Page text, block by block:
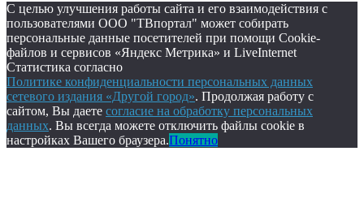
С целью улучшения работы сайта и его взаимодействия с
пользователями ООО "ТВпортал" может собирать
персональные данные посетителей при помощи Cookie-
файлов и сервисов «Яндекс Метрика» и LiveInternet
Статистика согласно
Политике конфиденциальности персональных данных
сетевого издания «Другой город». Продолжая работу с
сайтом, Вы даете согласие на обработку персональных
данных. Вы всегда можете отключить файлы cookie в
настройках Вашего браузера.Понятно